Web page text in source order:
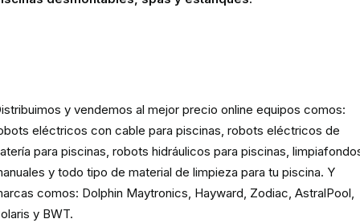
y vendemos al mejor precio online equipos comos:
eléctricos con cable para piscinas, robots eléctricos de
para piscinas, robots hidráulicos para piscinas,
y todo tipo de material de limpieza para tu piscina. Y
comos: Dolphin Maytronics, Hayward, Zodiac, AstralPool,
y BWT.